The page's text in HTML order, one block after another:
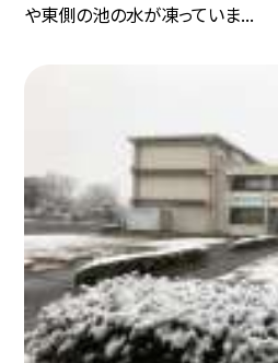
や東側の池の水が凍っていま...